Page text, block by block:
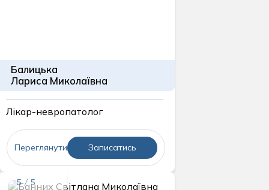
Переглянути Записатись
Балицька
Лариса Миколаївна
Лікар-невропатолог
5 / 5